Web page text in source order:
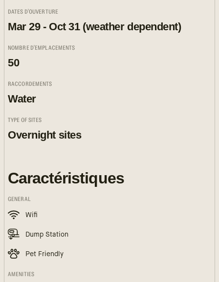
DATES D'OUVERTURE
Mar 29 - Oct 31 (weather dependent)
NOMBRE D'EMPLACEMENTS
50
RACCORDEMENTS
Water
TYPE OF SITES
Overnight sites
Caractéristiques
GENERAL
Wifi
Dump Station
Pet Friendly
AMENITIES